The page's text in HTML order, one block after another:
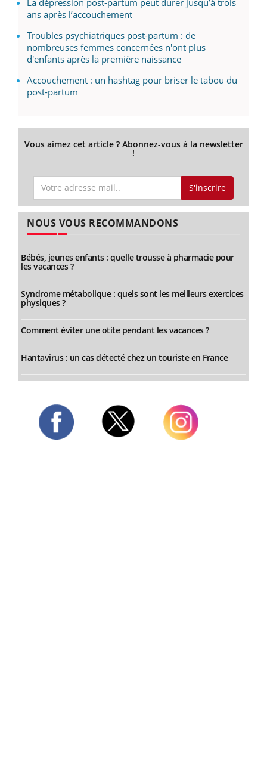
La dépression post-partum peut durer jusqu’à trois
ans après l’accouchement
Troubles psychiatriques post-partum : de
nombreuses femmes concernées n'ont plus
d'enfants après la première naissance
Accouchement : un hashtag pour briser le tabou du
post-partum
Vous aimez cet article ? Abonnez-vous à la newsletter
!
S'inscrire
NOUS VOUS RECOMMANDONS
Bébés, jeunes enfants : quelle trousse à pharmacie pour
les vacances ?
Syndrome métabolique : quels sont les meilleurs exercices
physiques ?
Comment éviter une otite pendant les vacances ?
Hantavirus : un cas détecté chez un touriste en France